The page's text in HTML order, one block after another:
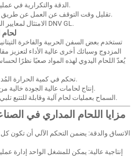
الدقة والتكرارية في عمليات تمديد الأنابيب الطويلة.
تقليل وقت التوقف عن العمل عن طريق تقليل حالات رفض اللحام.
الامتثال لمعايير السلامة البحرية مثل قواعد DNV GL.
3.
تستخدم بعض السفن الحربية والفاخرة
المزدوج وسبائك أخرى عالية الأداء لتعزيز
يُعدّ اللحام اليدوي لهذه المواد صعبًا نظرًا
تحكم في كمية الحرارة المُدخلة لمنع التشوّه والتشقق.
إنتاج لحامات عالية الجودة خالية من التسرب ومقاومة للتآكل.
السماح بعمليات لحام آلية وقابلة للتتبع تلبي متطلبات الاعتماد البحري.
مزايا اللحام المداري في
الاتساق والدقة: يضمن التحكم الآلي أن تكون
إنتاجية عالية: يمكن للمشغل الواحد إدارة